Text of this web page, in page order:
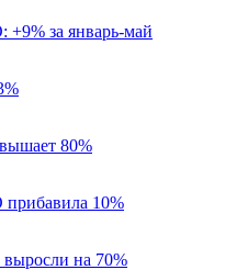
за январь-май
80%
10%
на 70%